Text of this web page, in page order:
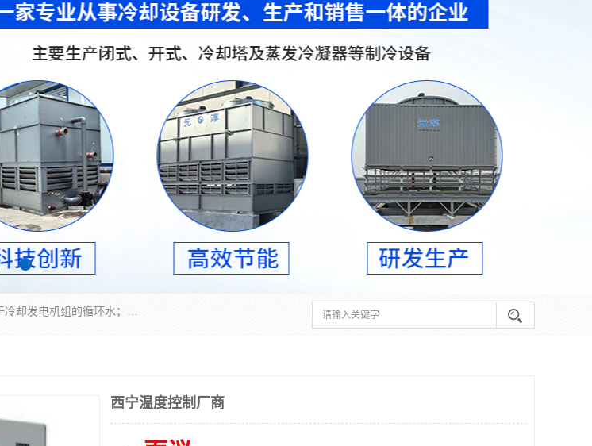
冷却塔广泛应用于工业、电力行业、空调系统等领域。在电力行业中，用于冷却发电机组的循环水；在工业生产中，如化工、冶金等行业，可降低生产过程中产生的热量；在空调系统中，为空调设备提供冷却水源
西宁温度控制厂商